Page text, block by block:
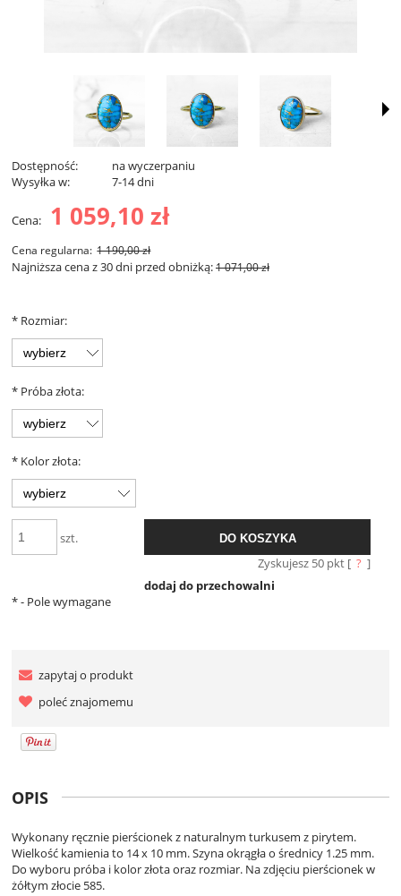
Dostępność:
na wyczerpaniu
Wysyłka w:
7-14 dni
Cena: 1 059,10 zł
Cena regularna: 1 190,00 zł
Najniższa cena z 30 dni przed obniżką:1 071,00 zł
* Rozmiar:
* Próba złota:
* Kolor złota:
szt. DO KOSZYKA
Zyskujesz 50 pkt [ ? ]
dodaj do przechowalni
*- Pole wymagane
zapytaj o produkt
poleć znajomemu
OPIS
Wykonany ręcznie pierścionek z naturalnym turkusem z pirytem.
Wielkość kamienia to 14 x 10 mm. Szyna okrągła o średnicy 1.25 mm.
Do wyboru próba i kolor złota oraz rozmiar. Na zdjęciu pierścionek w
żółtym złocie 585.